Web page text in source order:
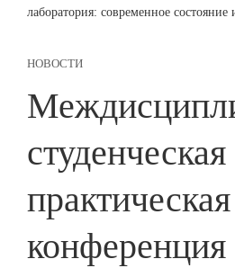
лаборатория: современное
НОВОСТИ
практическая
конференция